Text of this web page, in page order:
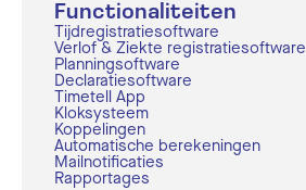
Functionaliteiten
Tijdregistratiesoftware
Verlof & Ziekte registratiesoftware
Planningsoftware
Declaratiesoftware
Timetell App
Kloksysteem
Koppelingen
Automatische berekeningen
Mailnotificaties
Rapportages